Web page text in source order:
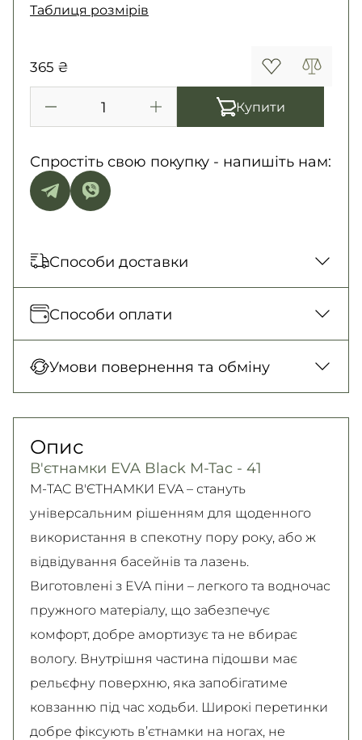
Таблиця розмірів
365 ₴
Купити
Спростіть свою покупку - напишіть нам:
Способи доставки
Відправка кожного дня. Післяплата тільки
на замовлення від 500 грн
150 грн. / 1-2 дні
300 грн. / 1-2 дні
Самовивіз
Безкоштовно
Детальніше
Способи оплати
карткою у відділенні, Безготівковими для
Детальніше
Умови повернення та обміну
Детально про умови повернення та обміну
читайте насторінці
Опис
В'єтнамки EVA Black M-Tac - 41
M-TAC В'ЄТНАМКИ EVA – стануть
універсальним рішенням для щоденного
використання в спекотну пору року, або ж
відвідування басейнів та лазень.
Виготовлені з EVA піни – легкого та водночас
пружного матеріалу, що забезпечує
комфорт, добре амортизує та не вбирає
вологу. Внутрішня частина підошви має
рельєфну поверхню, яка запобігатиме
ковзанню під час ходьби. Широкі перетинки
добре фіксують в’єтнамки на ногах, не